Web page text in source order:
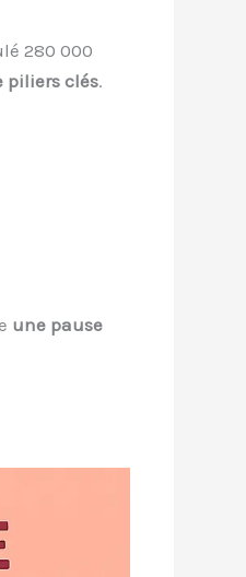
280 000
piliers clés.
une pause